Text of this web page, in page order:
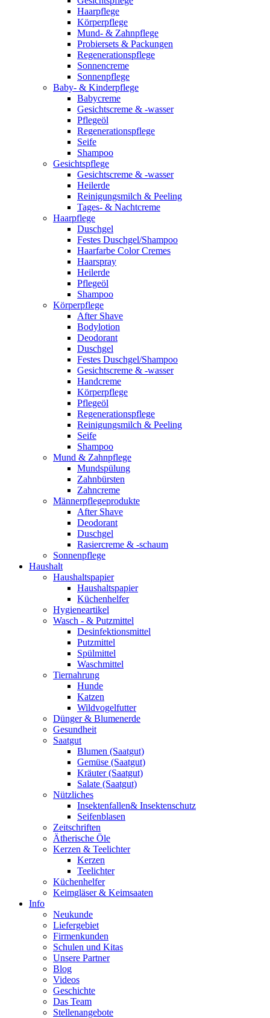
Haarpflege
Körperpflege
Mund- & Zahnpflege
Probiersets & Packungen
Regenerationspflege
Sonnencreme
Sonnenpflege
Baby- & Kinderpflege
Babycreme
Gesichtscreme & -wasser
Pflegeöl
Regenerationspflege
Seife
Shampoo
Gesichtspflege
Gesichtscreme & -wasser
Heilerde
Reinigungsmilch & Peeling
Tages- & Nachtcreme
Haarpflege
Duschgel
Festes Duschgel/Shampoo
Haarfarbe Color Cremes
Haarspray
Heilerde
Pflegeöl
Shampoo
Körperpflege
After Shave
Bodylotion
Deodorant
Duschgel
Festes Duschgel/Shampoo
Gesichtscreme & -wasser
Handcreme
Körperpflege
Pflegeöl
Regenerationspflege
Reinigungsmilch & Peeling
Seife
Shampoo
Mund & Zahnpflege
Mundspülung
Zahnbürsten
Zahncreme
Männerpflegeprodukte
After Shave
Deodorant
Duschgel
Rasiercreme & -schaum
Sonnenpflege
Haushalt
Haushaltspapier
Haushaltspapier
Küchenhelfer
Hygieneartikel
Wasch - & Putzmittel
Desinfektionsmittel
Putzmittel
Spülmittel
Waschmittel
Tiernahrung
Hunde
Katzen
Wildvogelfutter
Dünger & Blumenerde
Gesundheit
Saatgut
Blumen (Saatgut)
Gemüse (Saatgut)
Kräuter (Saatgut)
Salate (Saatgut)
Nützliches
Insektenfallen& Insektenschutz
Seifenblasen
Zeitschriften
Ätherische Öle
Kerzen & Teelichter
Kerzen
Teelichter
Küchenhelfer
Keimgläser & Keimsaaten
Info
Neukunde
Liefergebiet
Firmenkunden
Schulen und Kitas
Unsere Partner
Blog
Videos
Geschichte
Das Team
Stellenangebote